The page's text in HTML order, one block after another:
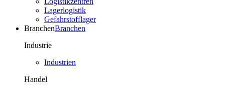
Lagerlogistik
Gefahrstofflager
BranchenBranchen
Industrie
Industrien
Handel